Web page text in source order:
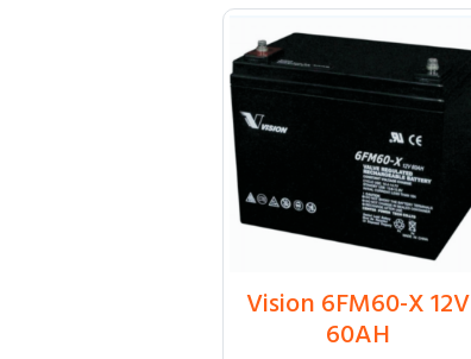
₸70 000
Vision 6FM60-X 12V
60AH